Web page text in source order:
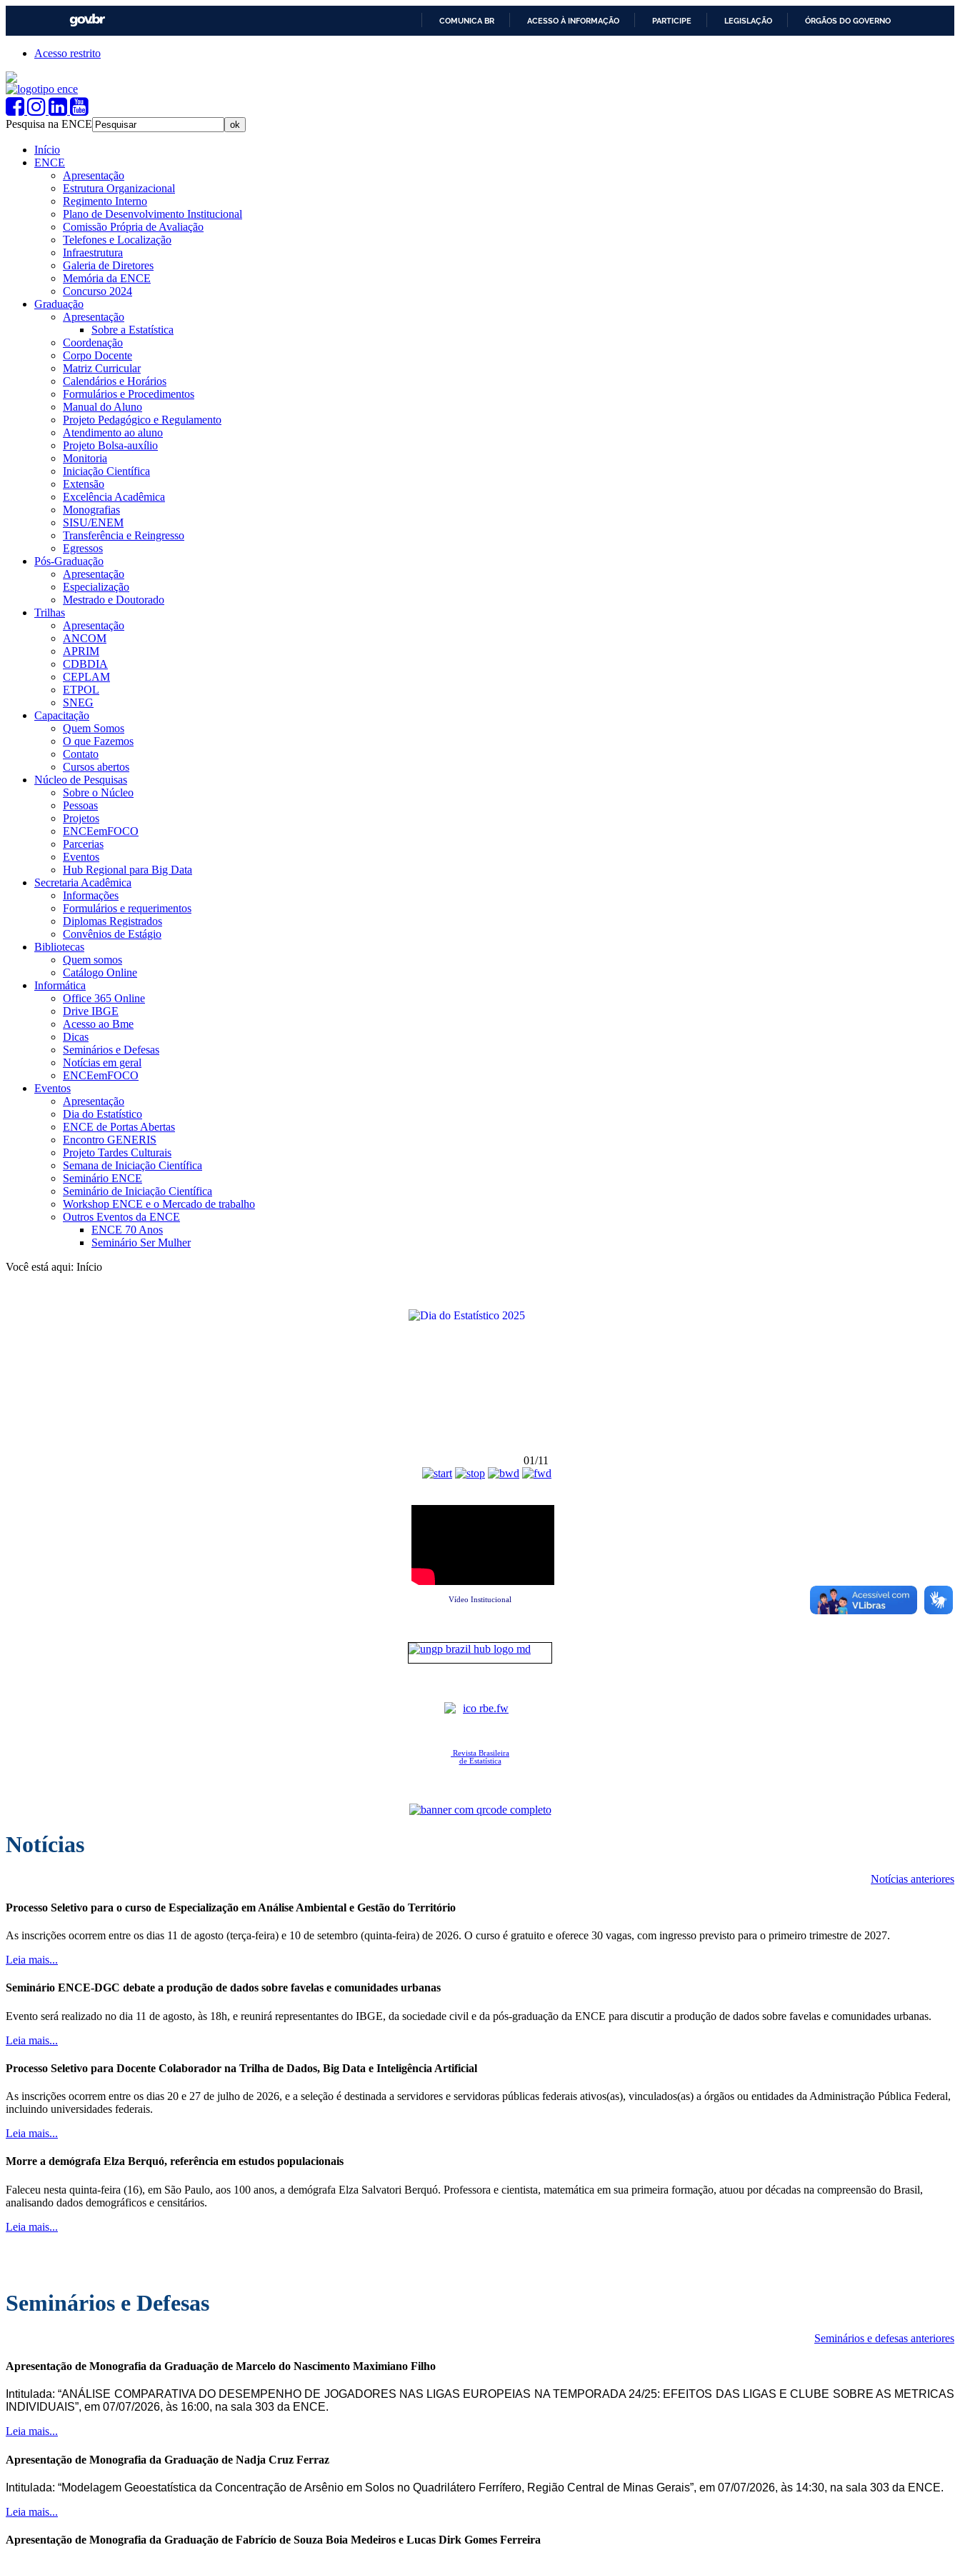
COMUNICA BR ACESSO À INFORMAÇÃO PARTICIPE LEGISLAÇÃO ÓRGÃOS DO GOVERNO
Acesso restrito
Pesquisa na ENCE
Início
ENCE
Apresentação
Estrutura Organizacional
Regimento Interno
Plano de Desenvolvimento Institucional
Comissão Própria de Avaliação
Telefones e Localização
Infraestrutura
Galeria de Diretores
Memória da ENCE
Concurso 2024
Graduação
Apresentação
Sobre a Estatística
Coordenação
Corpo Docente
Matriz Curricular
Calendários e Horários
Formulários e Procedimentos
Manual do Aluno
Projeto Pedagógico e Regulamento
Atendimento ao aluno
Projeto Bolsa-auxílio
Monitoria
Iniciação Científica
Extensão
Excelência Acadêmica
Monografias
SISU/ENEM
Transferência e Reingresso
Egressos
Pós-Graduação
Apresentação
Especialização
Mestrado e Doutorado
Trilhas
Apresentação
ANCOM
APRIM
CDBDIA
CEPLAM
ETPOL
SNEG
Capacitação
Quem Somos
O que Fazemos
Contato
Cursos abertos
Núcleo de Pesquisas
Sobre o Núcleo
Pessoas
Projetos
ENCEemFOCO
Parcerias
Eventos
Hub Regional para Big Data
Secretaria Acadêmica
Informações
Formulários e requerimentos
Diplomas Registrados
Convênios de Estágio
Bibliotecas
Quem somos
Catálogo Online
Informática
Office 365 Online
Drive IBGE
Acesso ao Bme
Dicas
Seminários e Defesas
Notícias em geral
ENCEemFOCO
Eventos
Apresentação
Dia do Estatístico
ENCE de Portas Abertas
Encontro GENERIS
Projeto Tardes Culturais
Semana de Iniciação Científica
Seminário ENCE
Seminário de Iniciação Científica
Workshop ENCE e o Mercado de trabalho
Outros Eventos da ENCE
ENCE 70 Anos
Seminário Ser Mulher
Você está aqui: Início
01/11
Vídeo Institucional
Revista Brasileira
de Estatística
Notícias
Notícias anteriores
Processo Seletivo para o curso de Especialização em Análise Ambiental e Gestão do Território
As inscrições ocorrem entre os dias 11 de agosto (terça-feira) e 10 de setembro (quinta-feira) de 2026. O curso é gratuito e oferece 30 vagas, com ingresso previsto para o primeiro trimestre de 2027.
Leia mais...
Seminário ENCE-DGC debate a produção de dados sobre favelas e comunidades urbanas
Evento será realizado no dia 11 de agosto, às 18h, e reunirá representantes do IBGE, da sociedade civil e da pós-graduação da ENCE para discutir a produção de dados sobre favelas e comunidades urbanas.
Leia mais...
Processo Seletivo para Docente Colaborador na Trilha de Dados, Big Data e Inteligência Artificial
As inscrições ocorrem entre os dias 20 e 27 de julho de 2026, e a seleção é destinada a servidores e servidoras públicas federais ativos(as), vinculados(as) a órgãos ou entidades da Administração Pública Federal,
incluindo universidades federais.
Leia mais...
Morre a demógrafa Elza Berquó, referência em estudos populacionais
Faleceu nesta quinta-feira (16), em São Paulo, aos 100 anos, a demógrafa Elza Salvatori Berquó. Professora e cientista, matemática em sua primeira formação, atuou por décadas na compreensão do Brasil,
analisando dados demográficos e censitários.
Leia mais...
Seminários e Defesas
Seminários e defesas anteriores
Apresentação de Monografia da Graduação de Marcelo do Nascimento Maximiano Filho
Intitulada: “ANÁLISE COMPARATIVA DO DESEMPENHO DE JOGADORES NAS LIGAS EUROPEIAS NA TEMPORADA 24/25: EFEITOS DAS LIGAS E CLUBE SOBRE AS METRICAS
INDIVIDUAIS”, em 07/07/2026, às 16:00, na sala 303 da ENCE.
Leia mais...
Apresentação de Monografia da Graduação de Nadja Cruz Ferraz
Intitulada: “Modelagem Geoestatística da Concentração de Arsênio em Solos no Quadrilátero Ferrífero, Região Central de Minas Gerais”, em 07/07/2026, às 14:30, na sala 303 da ENCE.
Leia mais...
Apresentação de Monografia da Graduação de Fabrício de Souza Boia Medeiros e Lucas Dirk Gomes Ferreira